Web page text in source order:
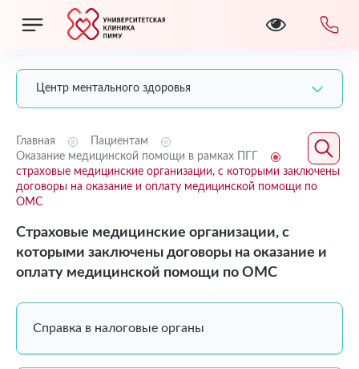
Центр ментального здоровья
Главная
Пациентам
Оказание медицинской помощи в рамках ПГГ
страховые медицинские организации, с которыми заключены
договоры на оказание и оплату медицинской помощи по
ОМС
Страховые медицинские организации, с
которыми заключены договоры на оказание и
оплату медицинской помощи по ОМС
Справка в налоговые органы